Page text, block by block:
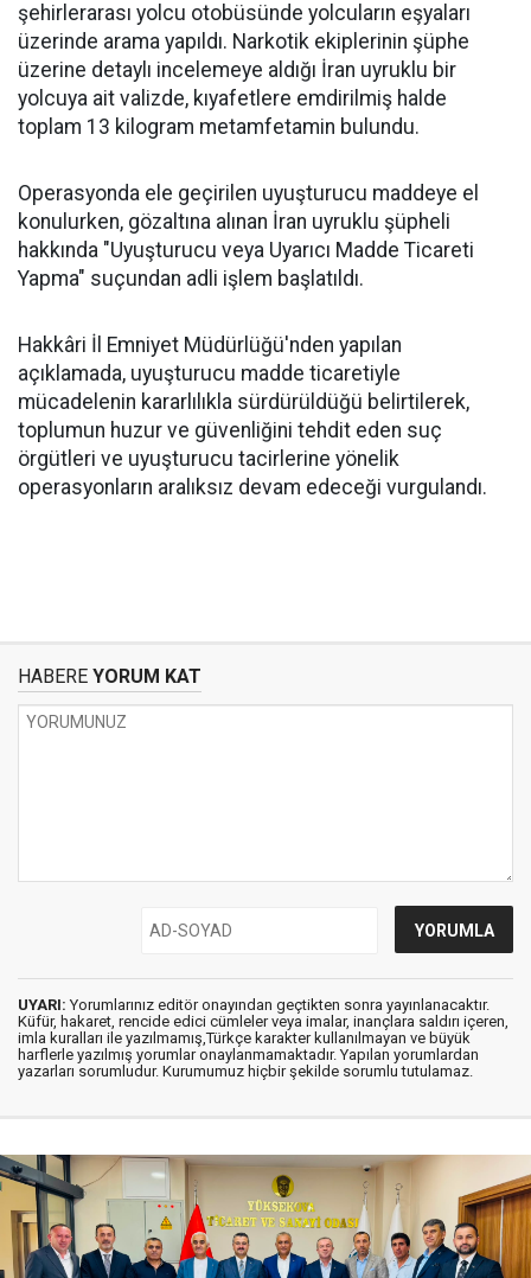
şehirlerarası yolcu otobüsünde yolcuların eşyaları
üzerinde arama yapıldı. Narkotik ekiplerinin şüphe
üzerine detaylı incelemeye aldığı İran uyruklu bir
yolcuya ait valizde, kıyafetlere emdirilmiş halde
toplam 13 kilogram metamfetamin bulundu.
Operasyonda ele geçirilen uyuşturucu maddeye el
konulurken, gözaltına alınan İran uyruklu şüpheli
hakkında "Uyuşturucu veya Uyarıcı Madde Ticareti
Yapma" suçundan adli işlem başlatıldı.
Hakkâri İl Emniyet Müdürlüğü'nden yapılan
açıklamada, uyuşturucu madde ticaretiyle
mücadelenin kararlılıkla sürdürüldüğü belirtilerek,
toplumun huzur ve güvenliğini tehdit eden suç
örgütleri ve uyuşturucu tacirlerine yönelik
operasyonların aralıksız devam edeceği vurgulandı.
HABERE YORUM KAT
UYARI: Yorumlarınız editör onayından geçtikten sonra yayınlanacaktır.
Küfür, hakaret, rencide edici cümleler veya imalar, inançlara saldırı içeren,
imla kuralları ile yazılmamış,Türkçe karakter kullanılmayan ve büyük
harflerle yazılmış yorumlar onaylanmamaktadır. Yapılan yorumlardan
yazarları sorumludur. Kurumumuz hiçbir şekilde sorumlu tutulamaz.